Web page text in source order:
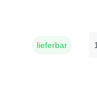
lieferbar